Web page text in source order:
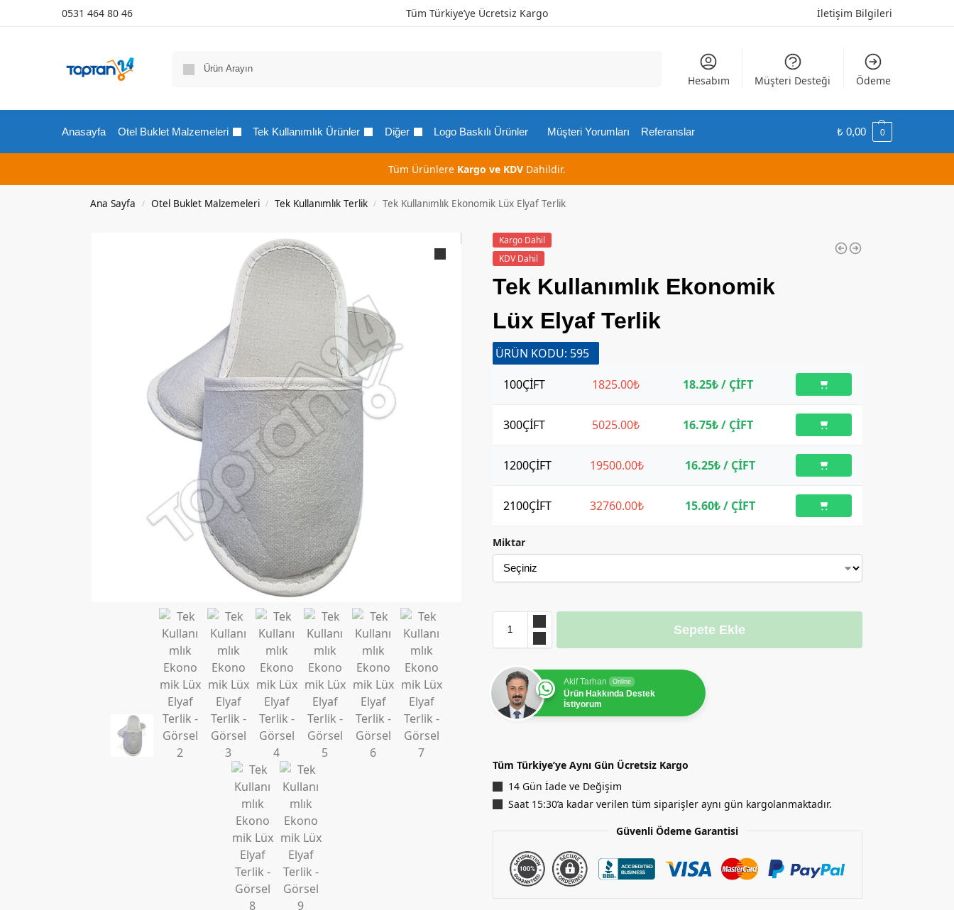
0531 464 80 46 Tüm Türkiye’ye Ücretsiz Kargo İletişim Bilgileri
Hesabım Müşteri Desteği Ödeme
Anasayfa Otel Buklet Malzemeleri Tek Kullanımlık Ürünler Diğer Logo Baskılı Ürünler Müşteri Yorumları Referanslar ₺ 0,00 0
Tüm Ürünlere Kargo ve KDV Dahildir.
Ana Sayfa / Otel Buklet Malzemeleri / Tek Kullanımlık Terlik / Tek Kullanımlık Ekonomik Lüx Elyaf Terlik
Kargo Dahil
KDV Dahil
Tek Kullanımlık Ekonomik
Lüx Elyaf Terlik
ÜRÜN KODU: 595
100ÇİFT 1825.00₺ 18.25₺/ ÇİFT
300ÇİFT 5025.00₺ 16.75₺/ ÇİFT
1200ÇİFT 19500.00₺ 16.25₺/ ÇİFT
2100ÇİFT 32760.00₺ 15.60₺/ ÇİFT
Miktar
Sepete Ekle
Akif Tarhan Online
Ürün Hakkında Destek
İstiyorum
Tüm Türkiye’ye Aynı Gün Ücretsiz Kargo
14 Gün İade ve Değişim
Saat 15:30’a kadar verilen tüm siparişler aynı gün kargolanmaktadır.
Güvenli Ödeme Garantisi